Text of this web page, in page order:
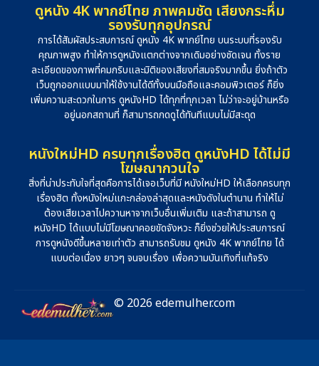
ดูหนัง 4K พากย์ไทย ภาพคมชัด เสียงกระหึ่ม
รองรับทุกอุปกรณ์
การได้สัมผัสประสบการณ์ ดูหนัง 4K พากย์ไทย บนระบบที่รองรับ
คุณภาพสูง ทำให้การดูหนังแตกต่างจากเดิมอย่างชัดเจน ทั้งราย
ละเอียดของภาพที่คมกริบและมิติของเสียงที่สมจริงมากขึ้น ยิ่งถ้าตัว
เว็บถูกออกแบบมาให้ใช้งานได้ดีทั้งบนมือถือและคอมพิวเตอร์ ก็ยิ่ง
เพิ่มความสะดวกในการ ดูหนังHD ได้ทุกที่ทุกเวลา ไม่ว่าจะอยู่บ้านหรือ
อยู่นอกสถานที่ ก็สามารถกดดูได้ทันทีแบบไม่มีสะดุด
หนังใหม่HD ครบทุกเรื่องฮิต ดูหนังHD ได้ไม่มี
โฆษณากวนใจ
สิ่งที่น่าประทับใจที่สุดคือการได้เจอเว็บที่มี หนังใหม่HD ให้เลือกครบทุก
เรื่องฮิต ทั้งหนังใหม่แกะกล่องล่าสุดและหนังดังในตำนาน ทำให้ไม่
ต้องเสียเวลาไปควานหาจากเว็บอื่นเพิ่มเติม และถ้าสามารถ ดู
หนังHD ได้แบบไม่มีโฆษณาคอยขัดจังหวะ ก็ยิ่งช่วยให้ประสบการณ์
การดูหนังดีขึ้นหลายเท่าตัว สามารถรับชม ดูหนัง 4K พากย์ไทย ได้
แบบต่อเนื่อง ยาวๆ จนจบเรื่อง เพื่อความบันเทิงที่แท้จริง
© 2026 edemulher.com